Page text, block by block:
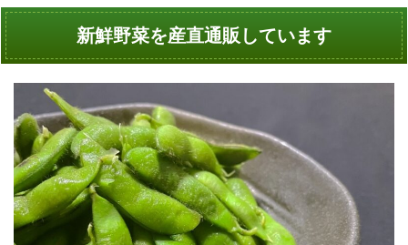
新鮮野菜を産直通販しています